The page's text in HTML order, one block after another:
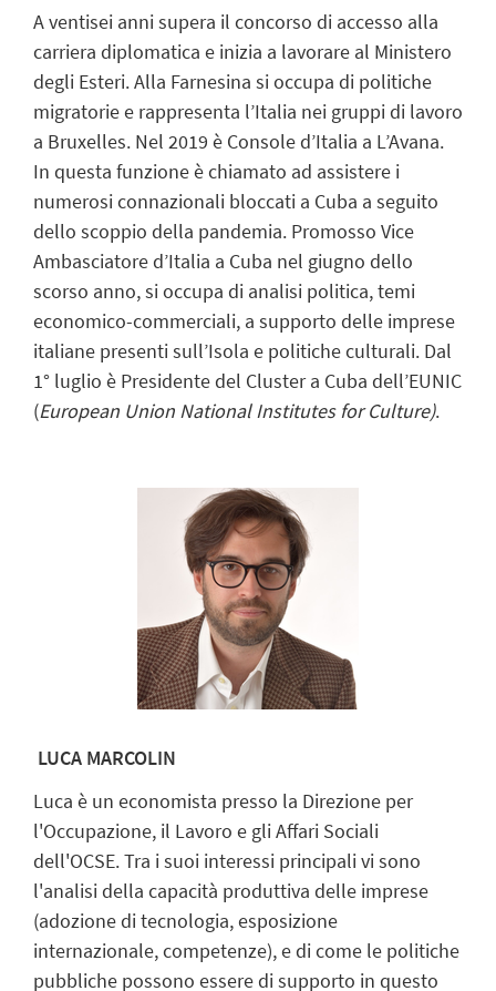
A ventisei anni supera il concorso di accesso alla
carriera diplomatica e inizia a lavorare al Ministero
degli Esteri. Alla Farnesina si occupa di politiche
migratorie e rappresenta l’Italia nei gruppi di lavoro
a Bruxelles. Nel 2019 è Console d’Italia a L’Avana.
In questa funzione è chiamato ad assistere i
numerosi connazionali bloccati a Cuba a seguito
dello scoppio della pandemia. Promosso Vice
Ambasciatore d’Italia a Cuba nel giugno dello
scorso anno, si occupa di analisi politica, temi
economico-commerciali, a supporto delle imprese
italiane presenti sull’Isola e politiche culturali. Dal
1° luglio è Presidente del Cluster a Cuba dell’EUNIC
(European Union National Institutes for Culture).
LUCA MARCOLIN
Luca è un economista presso la Direzione per
l'Occupazione, il Lavoro e gli Affari Sociali
dell'OCSE. Tra i suoi interessi principali vi sono
l'analisi della capacità produttiva delle imprese
(adozione di tecnologia, esposizione
internazionale, competenze), e di come le politiche
pubbliche possono essere di supporto in questo